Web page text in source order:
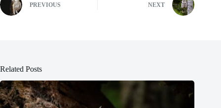
PREVIOUS NEXT
Related Posts